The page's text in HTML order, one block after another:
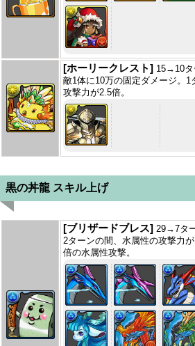
[ホーリークレスト] 15→10タ
敵1体に10万の固定ダメージ。
攻撃力が2.5倍。
黒の丼龍 スキル上げ
[ブリザードブレス] 29→7タ
2ターンの間、水属性の攻撃力
倍の水属性攻撃。